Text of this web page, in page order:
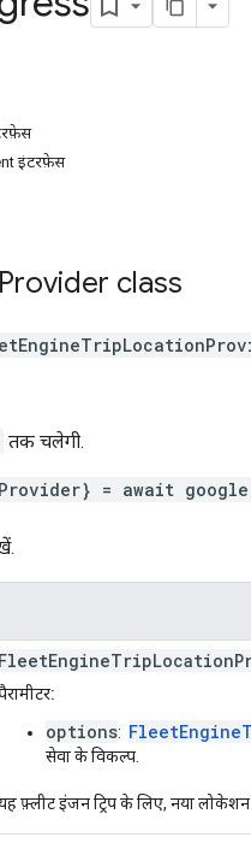
इंटरफ़ेस
Provider class
तक चलेगी.
= await
options:
सेवा के विकल्प.
फ़्लीट इंजन ट्रिप के लिए, नया लोकेशन